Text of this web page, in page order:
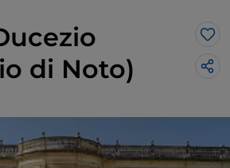
di Noto)
Me